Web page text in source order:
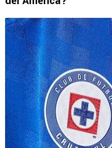
¿Anselmi podría
del América?